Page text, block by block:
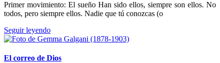
Primer movimiento: El sueño Han sido ellos, siempre son ellos. No
todos, pero siempre ellos. Nadie que tú conozcas (o
Seguir leyendo
El correo de Dios